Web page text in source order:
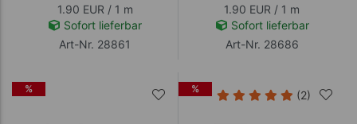
1.90 EUR / 1 m
Sofort lieferbar
Art-Nr. 28861
1.90 EUR / 1 m
Sofort lieferbar
Art-Nr. 28686
% % (2)